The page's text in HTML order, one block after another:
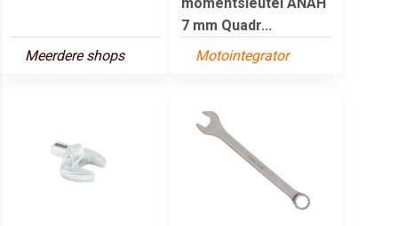
Meerdere shops
7 mm Quadr...
Motointegrator